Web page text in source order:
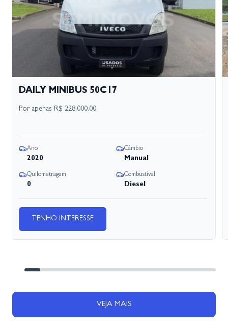
DAILY MINIBUS 50C17
Por apenas R$ 228.000,00
Ano
2020
Câmbio
Manual
Quilometragem
0
Combustível
Diesel
TENHO INTERESSE
VEJA MAIS